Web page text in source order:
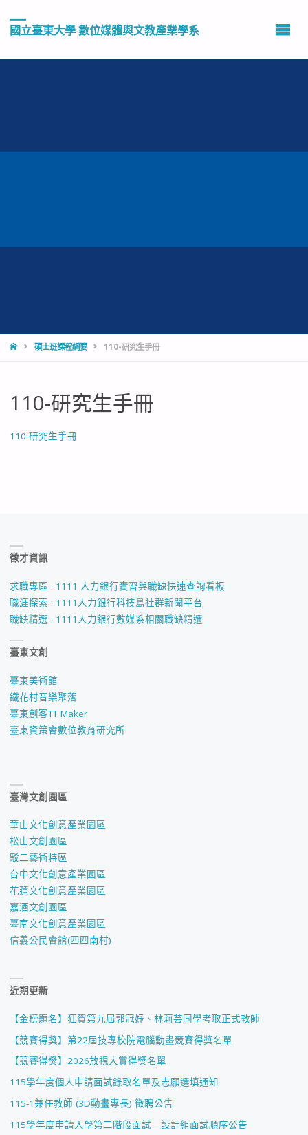
國立臺東大學 數位媒體與文教產業學系
HOME碩士班課程綱要 110-研究生手冊
110-研究生手冊
110-研究生手冊
徵才資訊
求職專區 : 1111 人力銀行實習與職缺快速查詢看板
職涯探索 : 1111人力銀行科技島社群新聞平台
職缺精選 : 1111人力銀行數媒系相關職缺精選
臺東文創
臺東美術館
鐵花村音樂聚落
臺東創客TT Maker
臺東資策會數位教育研究所
臺灣文創園區
華山文化創意產業園區
松山文創園區
駁二藝術特區
台中文化創意產業園區
花蓮文化創意產業園區
嘉酒文創園區
臺南文化創意產業園區
信義公民會館(四四南村)
近期更新
【金榜題名】狂賀第九屆郭冠妤、林莉芸同學考取正式教師
【競賽得獎】第22屆技專校院電腦動畫競賽得獎名單
【競賽得獎】2026放視大賞得獎名單
115學年度個人申請面試錄取名單及志願選填通知
115-1兼任教師 (3D動畫專長) 徵聘公告
115學年度申請入學第二階段面試＿設計組面試順序公告